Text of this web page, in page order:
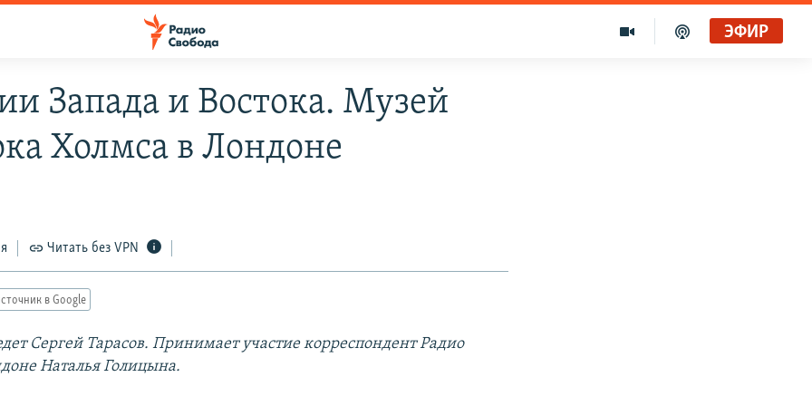
ЭФИР
Запада и Востока. Музей
Холмса в Лондоне
Читать без VPN
в Google
Сергей Тарасов. Принимает участие корреспондент Радио
Наталья Голицына.